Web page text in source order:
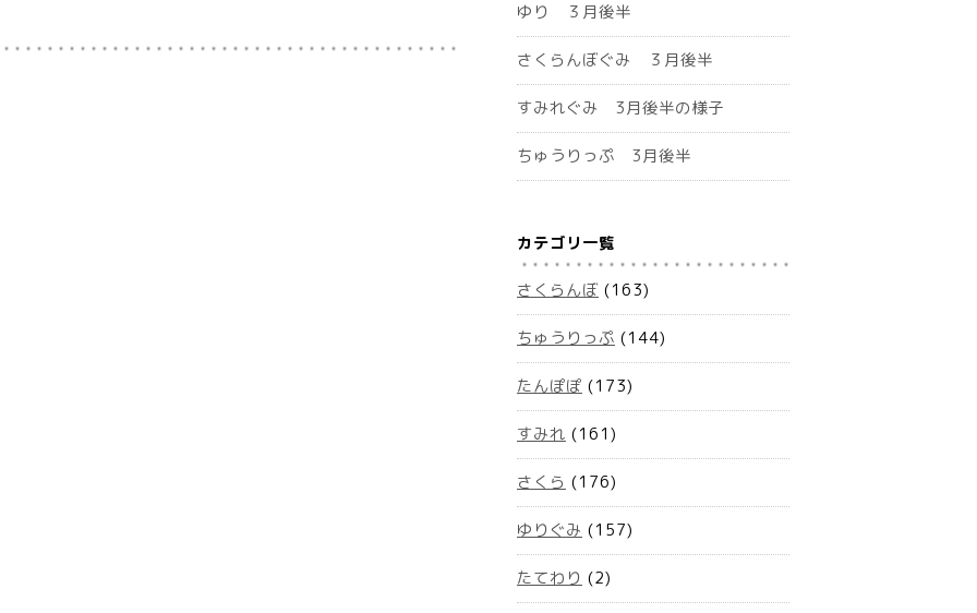
ゆり ３月後半
さくらんぼぐみ ３月後半
すみれぐみ 3月後半の様子
ちゅうりっぷ 3月後半
カテゴリ一覧
さくらんぼ (163)
ちゅうりっぷ (144)
たんぽぽ (173)
すみれ (161)
さくら (176)
ゆりぐみ (157)
たてわり (2)